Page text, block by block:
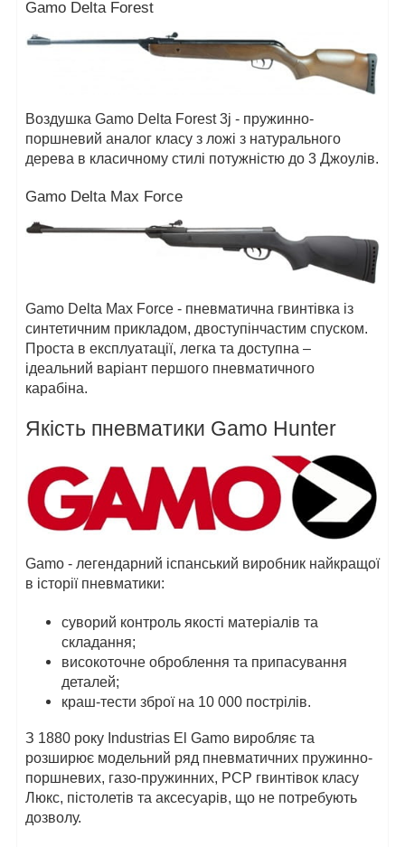
Gamo Delta Forest
Воздушка Gamo Delta Forest 3j - пружинно-
поршневий аналог класу з ложі з натурального
дерева в класичному стилі потужністю до 3 Джоулів.
Gamo Delta Max Force
Gamo Delta Max Force - пневматична гвинтівка із
синтетичним прикладом, двоступінчастим спуском.
Проста в експлуатації, легка та доступна –
ідеальний варіант першого пневматичного
карабіна.
Якість пневматики Gamo Hunter
Gamo - легендарний іспанський виробник найкращої
в історії пневматики:
суворий контроль якості матеріалів та
складання;
високоточне оброблення та припасування
деталей;
краш-тести зброї на 10 000 пострілів.
З 1880 року Industrias El Gamo виробляє та
розширює модельний ряд пневматичних пружинно-
поршневих, газо-пружинних, PCP гвинтівок класу
Люкс, пістолетів та аксесуарів, що не потребують
дозволу.